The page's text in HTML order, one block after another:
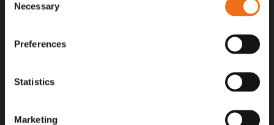
Selection
Necessary
Preferences
Statistics
Marketing
Norrköping, Sweden